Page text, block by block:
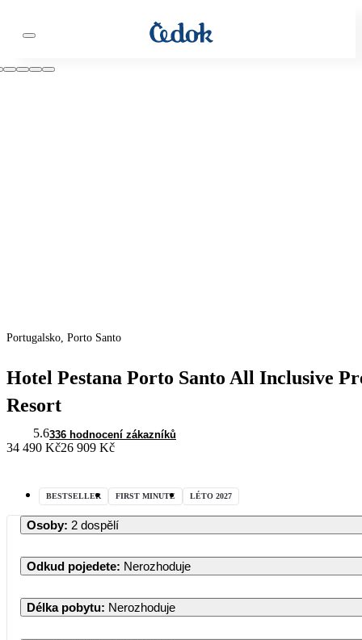
Portugalsko, Porto Santo
Hotel Pestana Porto Santo All Inclusive
Resort
5.6336 hodnocení zákazníků
34 490 Kč26 909 Kč
BESTSELLER FIRST MINUTE LÉTO 2027
Osoby: 2 dospělí
Odkud pojedete: Nerozhoduje
Délka pobytu: Nerozhoduje